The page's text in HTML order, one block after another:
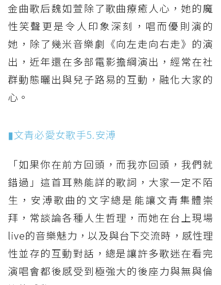
金曲歌后魏如萱除了歌曲療癒人心，她的魔
性笑聲更是令人印象深刻，唱而優則演的
她，除了幾米音樂劇《向左走向右走》的演
出，近年還在多部電影擔綱演出，經常在社
群動態曬出與兒子路易的互動，融化大家的
心。
▮文青必愛女歌手5.安溥
「如果你在前方回頭，而我亦回頭，我們就
錯過」這首耳熟能詳的歌詞，大家一定不陌
生，安溥歌曲的文字總是能讓文青集體崇
拜，常談論各種人生哲理，而她在台上現場
live的音樂魅力，以及與台下交流時，感性理
性並存的互動對話，總是讓許多歌迷在看完
演唱會都後感受到極強大的後座力與無與倫